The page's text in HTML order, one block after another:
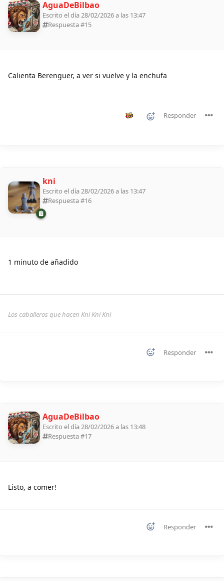
AguaDeBilbao
Escrito el día 28/02/2026 a las 13:47
Respuesta #15
Calienta Berenguer, a ver si vuelve y la enchufa
Responder
kni
Escrito el día 28/02/2026 a las 13:47
Respuesta #16
1 minuto de añadido
Los caballeros que hacen Kni Kni Kni
Responder
AguaDeBilbao
Escrito el día 28/02/2026 a las 13:48
Respuesta #17
Listo, a comer!
Responder